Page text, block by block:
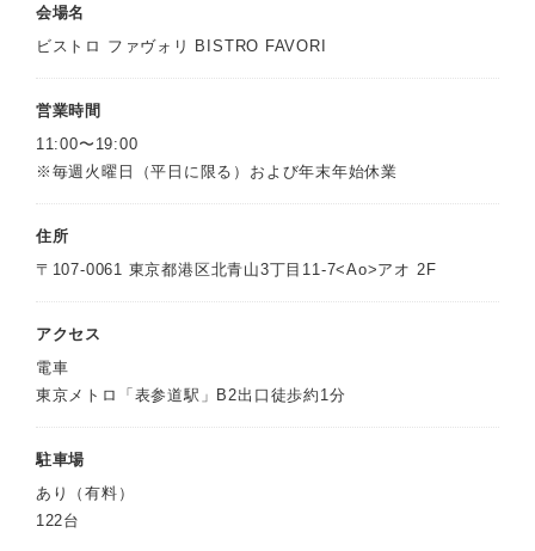
会場名
ビストロ ファヴォリ BISTRO FAVORI
営業時間
11:00〜19:00
※毎週火曜日（平日に限る）および年末年始休業
住所
〒107-0061 東京都港区北青山3丁目11-7<Ao>アオ 2F
アクセス
電車
東京メトロ「表参道駅」B2出口徒歩約1分
駐車場
あり（有料）
122台